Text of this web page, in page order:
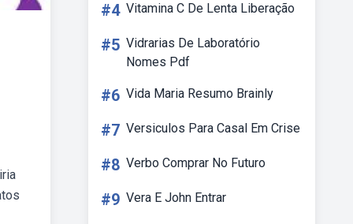
#4 Vitamina C De Lenta Liberação
#5 Vidrarias De Laboratório
Nomes Pdf
#6 Vida Maria Resumo Brainly
#7 Versiculos Para Casal Em Crise
#8 Verbo Comprar No Futuro
#9 Vera E John Entrar